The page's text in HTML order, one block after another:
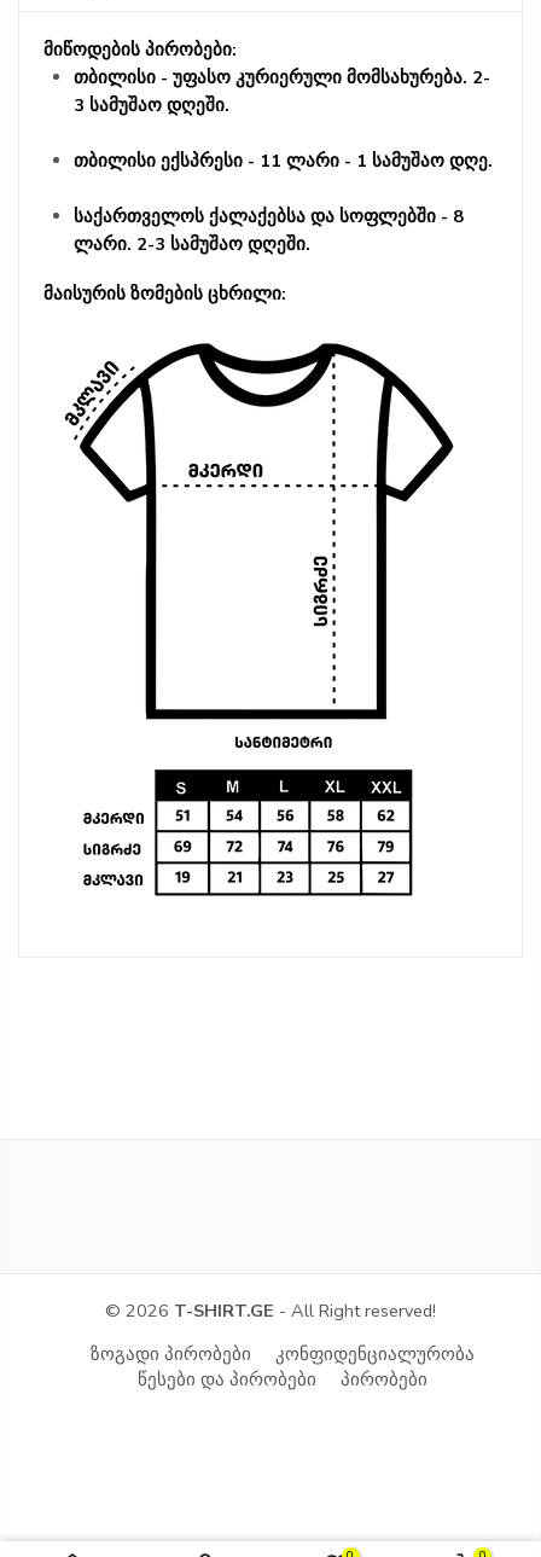
მიწოდების პირობები:
თბილისი - უფასო კურიერული მომსახურება. 2-
3 სამუშაო დღეში.
თბილისი ექსპრესი - 11 ლარი - 1 სამუშაო დღე.
საქართველოს ქალაქებსა და სოფლებში - 8
ლარი. 2-3 სამუშაო დღეში.
მაისურის ზომების ცხრილი:
© 2026 T-SHIRT.GE - All Right reserved!
ზოგადი პირობები
კონფიდენციალურობა
წესები და პირობები
პირობები